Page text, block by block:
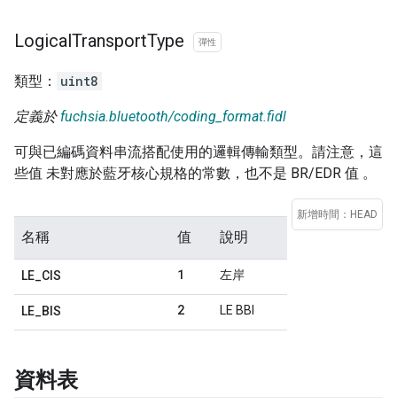
LogicalTransportType 彈性
類型： uint8
定義於 fuchsia.bluetooth/coding_format.fidl
可與已編碼資料串流搭配使用的邏輯傳輸類型。請注意，這
些值 未對應於藍牙核心規格的常數，也不是 BR/EDR 值 。
新增時間：HEAD
名稱 值 說明
LE CIS 1 左岸
LE BIS 2 LE BBI
資料表